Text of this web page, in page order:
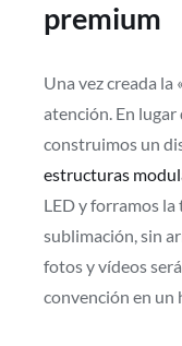
premium
Una vez creada la
atención. En lugar
construimos un
estructuras
LED y forramos
sublimación, sin
fotos y vídeos
convención en un